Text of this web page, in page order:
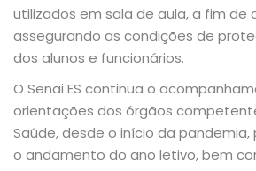
utilizados em sala de aula, a fim de
assegurando as condições de
dos alunos e funcionários.
O Senai ES continua o
orientações dos órgãos
Saúde, desde o início da
o andamento do ano letivo, bem